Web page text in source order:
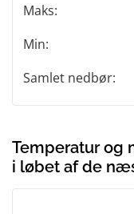
Maks:
Min:
Samlet nedbør:
Temperatur og
i løbet af de